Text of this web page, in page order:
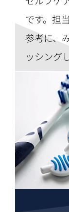
です。担
参考に、
ッシング